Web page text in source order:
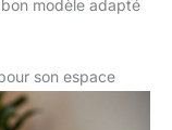
modèle adapté
son espace